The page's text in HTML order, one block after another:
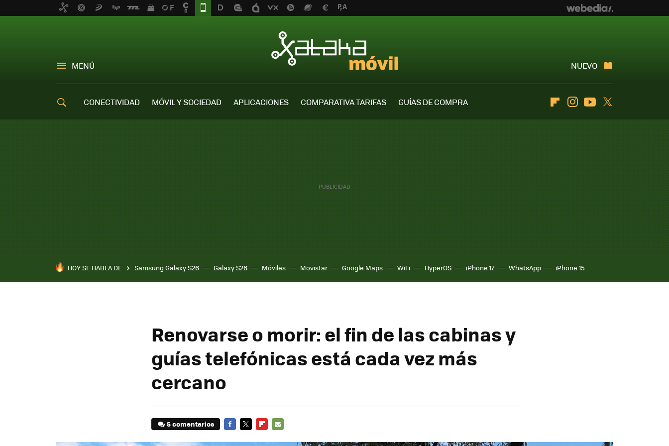
MENÚ NUEVO
CONECTIVIDAD MÓVIL Y SOCIEDAD APLICACIONES COMPARATIVA TARIFAS
GUÍAS DE COMPRA
FlipboardInstagramYoutube
HOY SE HABLA DE Samsung Galaxy S26 Galaxy S26 Móviles Movistar Google Maps WiFi HyperOS iPhone 17 WhatsApp iPhone 15
Renovarse o morir: el fin de las cabinas y
guías telefónicas está cada vez más
cercano
5 comentarios